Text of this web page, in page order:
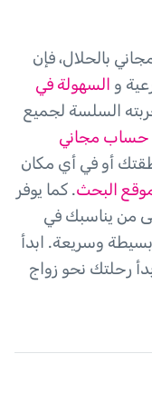
بالحلال، فإن
و السهولة في
السلسة لجميع
حساب مجاني
أو في أي مكان
البحث. كما يوفر
من يناسبك في
وسريعة. ابدأ
رحلتك نحو زواج